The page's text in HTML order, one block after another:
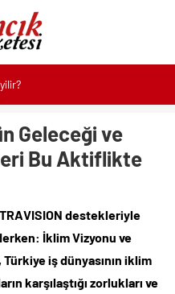
yakın takip
Yol Bakım ve Onarım
Osmangazi’de Attı
Güzelleşiyor
Günleri Nostalji Dolu
Yatırımlarından Her Gün
Geleceği ve
Bu Aktiflikte
destekleriyle
İklim Vizyonu ve
iş dünyasının iklim
karşılaştığı zorlukları ve